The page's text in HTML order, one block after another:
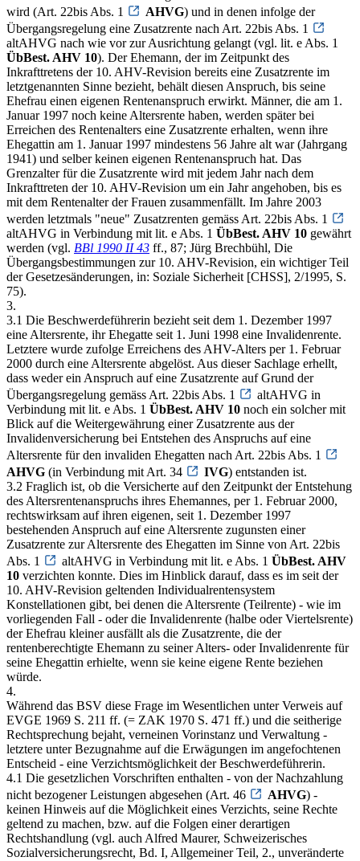
wird (Art. 22bis Abs. 1
AHVG) und in denen infolge der
Übergangsregelung eine Zusatzrente nach Art. 22bis Abs. 1
altAHVG nach wie vor zur Ausrichtung gelangt (vgl. lit. e Abs. 1
ÜbBest. AHV 10). Der Ehemann, der im Zeitpunkt des
Inkrafttretens der 10. AHV-Revision bereits eine Zusatzrente im
letztgenannten Sinne bezieht, behält diesen Anspruch, bis seine
Ehefrau einen eigenen Rentenanspruch erwirkt. Männer, die am 1.
Januar 1997 noch keine Altersrente haben, werden später bei
Erreichen des Rentenalters eine Zusatzrente erhalten, wenn ihre
Ehegattin am 1. Januar 1997 mindestens 56 Jahre alt war (Jahrgang
1941) und selber keinen eigenen Rentenanspruch hat. Das
Grenzalter für die Zusatzrente wird mit jedem Jahr nach dem
Inkrafttreten der 10. AHV-Revision um ein Jahr angehoben, bis es
mit dem Rentenalter der Frauen zusammenfällt. Im Jahre 2003
werden letztmals "neue" Zusatzrenten gemäss Art. 22bis Abs. 1
altAHVG in Verbindung mit lit. e Abs. 1 ÜbBest. AHV 10 gewährt
werden (vgl. BBl 1990 II 43 ff., 87; Jürg Brechbühl, Die
Übergangsbestimmungen zur 10. AHV-Revision, ein wichtiger Teil
der Gesetzesänderungen, in: Soziale Sicherheit [CHSS], 2/1995, S.
75).
3.
3.1 Die Beschwerdeführerin bezieht seit dem 1. Dezember 1997
eine Altersrente, ihr Ehegatte seit 1. Juni 1998 eine Invalidenrente.
Letztere wurde zufolge Erreichens des AHV-Alters per 1. Februar
2000 durch eine Altersrente abgelöst. Aus dieser Sachlage erhellt,
dass weder ein Anspruch auf eine Zusatzrente auf Grund der
Übergangsregelung gemäss Art. 22bis Abs. 1
altAHVG in
Verbindung mit lit. e Abs. 1 ÜbBest. AHV 10 noch ein solcher mit
Blick auf die Weitergewährung einer Zusatzrente aus der
Invalidenversicherung bei Entstehen des Anspruchs auf eine
Altersrente für den invaliden Ehegatten nach Art. 22bis Abs. 1
AHVG (in Verbindung mit Art. 34 IVG) entstanden ist.
3.2 Fraglich ist, ob die Versicherte auf den Zeitpunkt der Entstehung
des Altersrentenanspruchs ihres Ehemannes, per 1. Februar 2000,
rechtswirksam auf ihren eigenen, seit 1. Dezember 1997
bestehenden Anspruch auf eine Altersrente zugunsten einer
Zusatzrente zur Altersrente des Ehegatten im Sinne von Art. 22bis
Abs. 1
altAHVG in Verbindung mit lit. e Abs. 1 ÜbBest. AHV
10 verzichten konnte. Dies im Hinblick darauf, dass es im seit der
10. AHV-Revision geltenden Individualrentensystem
Konstellationen gibt, bei denen die Altersrente (Teilrente) - wie im
vorliegenden Fall - oder die Invalidenrente (halbe oder Viertelsrente)
der Ehefrau kleiner ausfällt als die Zusatzrente, die der
rentenberechtigte Ehemann zu seiner Alters- oder Invalidenrente für
seine Ehegattin erhielte, wenn sie keine eigene Rente beziehen
würde.
4.
Während das BSV diese Frage im Wesentlichen unter Verweis auf
EVGE 1969 S. 211 ff. (= ZAK 1970 S. 471 ff.) und die seitherige
Rechtsprechung bejaht, verneinen Vorinstanz und Verwaltung -
letztere unter Bezugnahme auf die Erwägungen im angefochtenen
Entscheid - eine Verzichtsmöglichkeit der Beschwerdeführerin.
4.1 Die gesetzlichen Vorschriften enthalten - von der Nachzahlung
nicht bezogener Leistungen abgesehen (Art. 46
AHVG) -
keinen Hinweis auf die Möglichkeit eines Verzichts, seine Rechte
geltend zu machen, bzw. auf die Folgen einer derartigen
Rechtshandlung (vgl. auch Alfred Maurer, Schweizerisches
Sozialversicherungsrecht, Bd. I, Allgemeiner Teil, 2., unveränderte